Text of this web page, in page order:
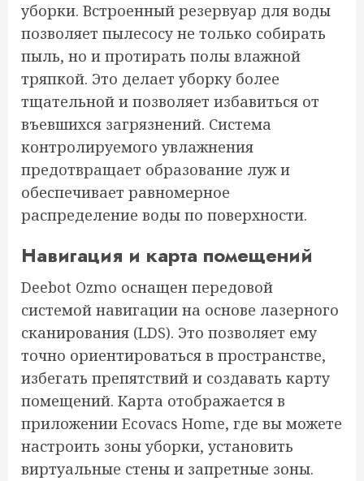
уборки. Встроенный резервуар для воды
позволяет пылесосу не только собирать
пыль, но и протирать полы влажной
тряпкой. Это делает уборку более
тщательной и позволяет избавиться от
въевшихся загрязнений. Система
контролируемого увлажнения
предотвращает образование луж и
обеспечивает равномерное
распределение воды по поверхности.
Навигация и карта помещений
Deebot Ozmo оснащен передовой
системой навигации на основе лазерного
сканирования (LDS). Это позволяет ему
точно ориентироваться в пространстве,
избегать препятствий и создавать карту
помещений. Карта отображается в
приложении Ecovacs Home, где вы можете
настроить зоны уборки, установить
виртуальные стены и запретные зоны.